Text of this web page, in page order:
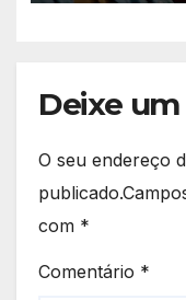
Deixe
O seu endereço
publicado.
com *
Comentário *